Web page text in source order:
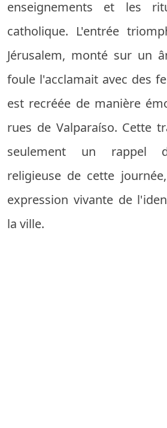
enseignements et les
catholique. L'entrée
Jérusalem, monté sur un
foule l'acclamait avec des
est recréée de manière
rues de Valparaíso. Cette
seulement un rappel
religieuse de cette
expression vivante de
la ville.